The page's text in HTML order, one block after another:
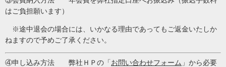
はご負担願います）
※途中退会の場合には、いかなる理由であってもご返金いたしか
ねますので予めご了承ください。
④申し込み方法 弊社ＨＰの「お問い合わせフォーム 」から必要